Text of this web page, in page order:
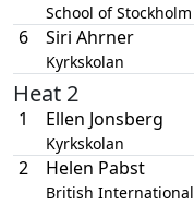
School of Stockholm
6 Siri Ahrner
Kyrkskolan
Heat 2
1
Ellen Jonsberg
Kyrkskolan
2 Helen Pabst
British International